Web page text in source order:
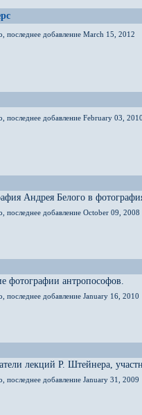
последнее добавление March 15, 2012
последнее добавление February 03, 2010
Андрея Белого в
последнее добавление October 09, 2008
фотографии антропософов.
последнее добавление January 16, 2010
лекций Р. Штейнера,
последнее добавление January 31, 2009